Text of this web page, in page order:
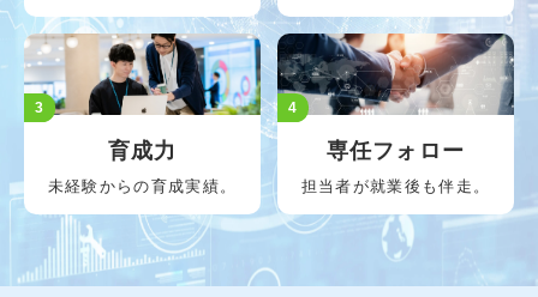
3
育成力
未経験からの育成実績。
4
専任フォロー
担当者が就業後も伴走。